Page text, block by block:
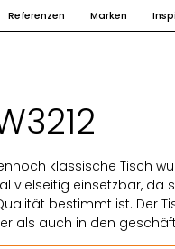
Referenzen Marken
klassische Tisch
vielseitig einsetzbar, da
bestimmt ist. Der
als auch in den